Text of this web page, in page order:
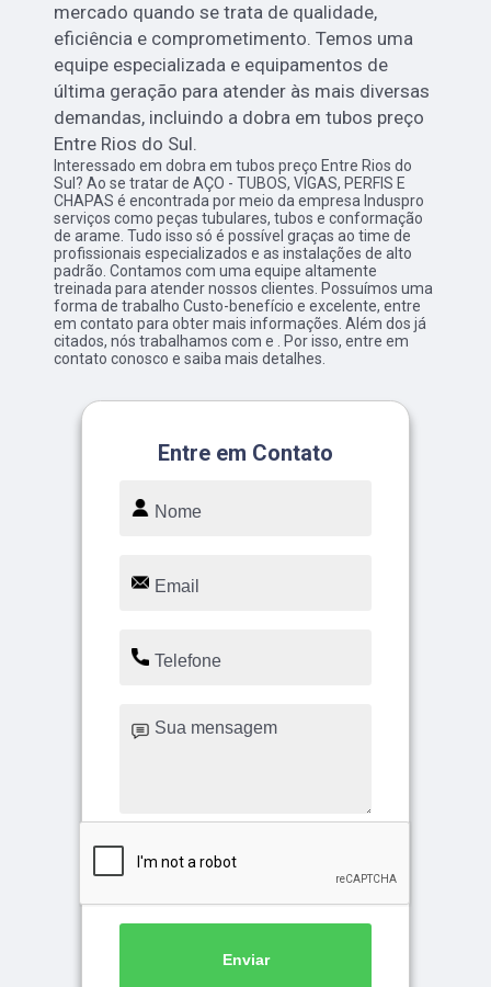
mercado quando se trata de qualidade,
eficiência e comprometimento. Temos uma
equipe especializada e equipamentos de
última geração para atender às mais diversas
demandas, incluindo a dobra em tubos preço
Entre Rios do Sul.
Interessado em dobra em tubos preço Entre Rios do
Sul? Ao se tratar de AÇO - TUBOS, VIGAS, PERFIS E
CHAPAS é encontrada por meio da empresa Induspro
serviços como peças tubulares, tubos e conformação
de arame. Tudo isso só é possível graças ao time de
profissionais especializados e as instalações de alto
padrão. Contamos com uma equipe altamente
treinada para atender nossos clientes. Possuímos uma
forma de trabalho Custo-benefício e excelente, entre
em contato para obter mais informações. Além dos já
citados, nós trabalhamos com e . Por isso, entre em
contato conosco e saiba mais detalhes.
Entre em Contato
Enviar